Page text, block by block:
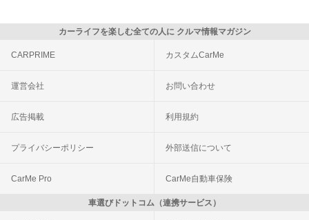
カーライフを楽しむ全ての人に クルマ情報マガジン
CARPRIME カスタムCarMe
運営会社 お問い合わせ
広告掲載 利用規約
プライバシーポリシー 外部送信について
CarMe Pro CarMe自動車保険
車選びドットコム（連携サービス）